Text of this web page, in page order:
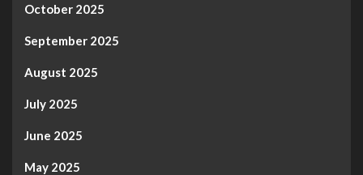
October 2025
September 2025
August 2025
July 2025
June 2025
May 2025